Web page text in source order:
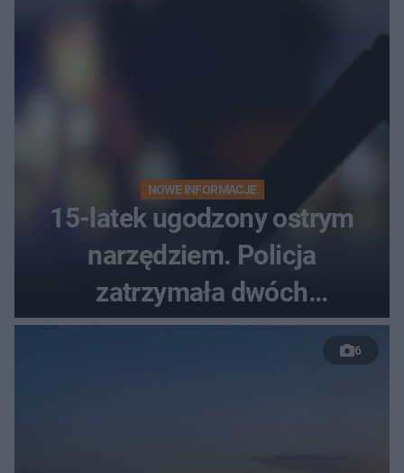
NOWE INFORMACJE
15-latek ugodzony ostrym
narzędziem. Policja
zatrzymała dwóch
nastolatków
6